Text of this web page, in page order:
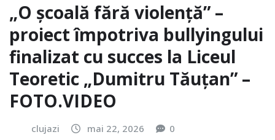
„O școală fără violență” –
proiect împotriva bullyingului
finalizat cu succes la Liceul
Teoretic „Dumitru Tăuțan” –
FOTO.VIDEO
clujazi mai 22, 2026 0